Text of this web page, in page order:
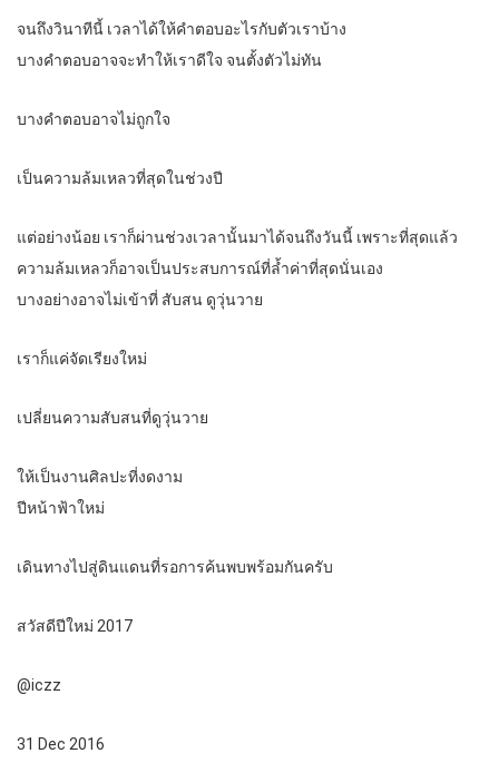
จนถึงวินาทีนี้ เวลาได้ให้คำตอบอะไรกับตัวเราบ้าง
บางคำตอบอาจจะทำให้เราดีใจ จนตั้งตัวไม่ทัน
บางคำตอบอาจไม่ถูกใจ
เป็นความล้มเหลวที่สุดในช่วงปี
แต่อย่างน้อย เราก็ผ่านช่วงเวลานั้นมาได้จนถึงวันนี้ เพราะที่สุดแล้ว
ความล้มเหลวก็อาจเป็นประสบการณ์ที่ล้ำค่าที่สุดนั่นเอง
บางอย่างอาจไม่เข้าที่ สับสน ดูวุ่นวาย
เราก็แค่จัดเรียงใหม่
เปลี่ยนความสับสนที่ดูวุ่นวาย
ให้เป็นงานศิลปะที่งดงาม
ปีหน้าฟ้าใหม่
เดินทางไปสู่ดินแดนที่รอการค้นพบพร้อมกันครับ
สวัสดีปีใหม่ 2017
@iczz
31 Dec 2016